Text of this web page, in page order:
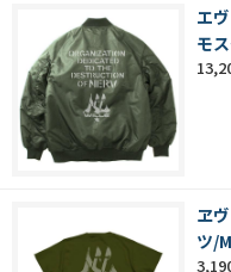
エ
モ
ヱ
ツ/